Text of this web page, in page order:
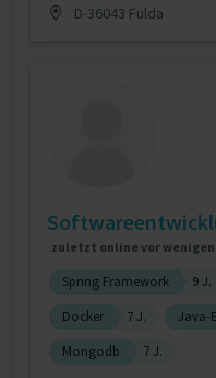
D-36043 Fulda
zuletzt online vor
Spring Framework 9 J.
Docker
7 J. Java-
Mongodb
7 J.